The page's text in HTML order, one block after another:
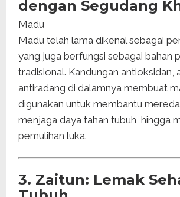
dengan Segudang
Madu
Madu telah lama dikenal sebagai
yang juga berfungsi sebagai bahan
tradisional. Kandungan antioksidan,
antiradang di dalamnya membuat
digunakan untuk membantu
menjaga daya tahan tubuh, hingga
pemulihan luka.
3. Zaitun: Lemak